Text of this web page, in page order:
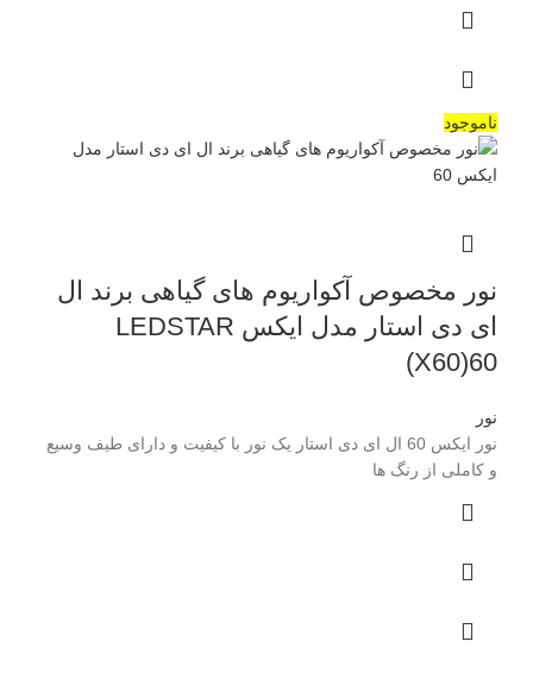
ناموجود
نور مخصوص آکواریوم های گیاهی برند ال
ای دی استار مدل ایکس LEDSTAR
X60)60)
نور
نور ایکس 60 ال ای دی استار یک نور با کیفیت و دارای طیف وسیع
و کاملی از رنگ ها